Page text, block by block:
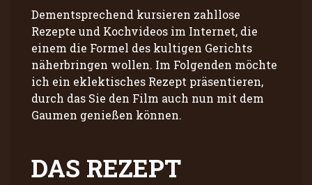
Dementsprechend kursieren zahllose
Rezepte und Kochvideos im Internet, die
einem die Formel des kultigen Gerichts
näherbringen wollen. Im Folgenden möchte
ich ein eklektisches Rezept präsentieren,
durch das Sie den Film auch nun mit dem
Gaumen genießen können.
DAS REZEPT